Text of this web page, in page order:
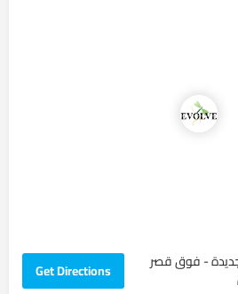
- فوق قصر
Get Directions